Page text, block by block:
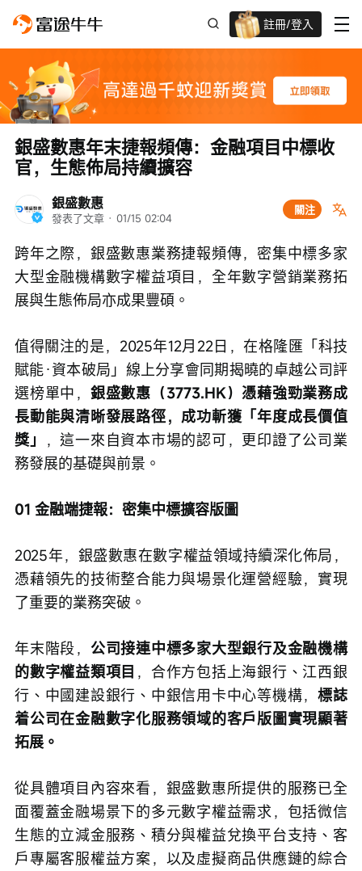
註冊/登入
銀盛數惠
發表了文章 · 01/15 02:04
關注
銀盛數惠年末捷報頻傳：金融項目中標收
官，生態佈局持續擴容
跨年之際，銀盛數惠業務捷報頻傳，密集中標多家
大型金融機構數字權益項目，全年數字營銷業務拓
展與生態佈局亦成果豐碩。
值得關注的是，2025年12月22日，在格隆匯「科技
賦能·資本破局」線上分享會同期揭曉的卓越公司評
選榜單中， 銀盛數惠（3773.HK）憑藉強勁業務成
長動能與清晰發展路徑，成功斬獲「年度成長價值
獎」
，這一來自資本市場的認可，更印證了公司業
務發展的基礎與前景。
01 金融端捷報：密集中標擴容版圖
2025年，銀盛數惠在數字權益領域持續深化佈局，
憑藉領先的技術整合能力與場景化運營經驗，實現
了重要的業務突破。
年末階段， 公司接連中標多家大型銀行及金融機構
的數字權益類項目 ，合作方包括上海銀行、江西銀
行、中國建設銀行、中銀信用卡中心等機構，標誌
着公司在金融數字化服務領域的客戶版圖實現顯著
拓展。
從具體項目內容來看，銀盛數惠所提供的服務已全
面覆蓋金融場景下的多元數字權益需求，包括微信
生態的立減金服務、積分與權益兌換平台支持、客
戶專屬客服權益方案，以及虛擬商品供應鏈的綜合